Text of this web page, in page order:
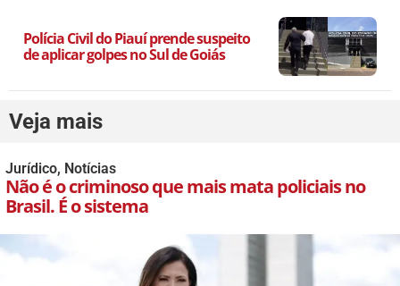
Polícia Civil do Piauí prende suspeito
de aplicar golpes no Sul de Goiás
Veja mais
Jurídico, Notícias
Não é o criminoso que mais mata policiais no
Brasil. É o sistema